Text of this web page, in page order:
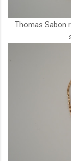
Thomas Sabon